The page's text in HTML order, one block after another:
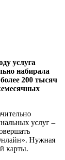
услуга
набирала
200 тысяч
услуг –
Нужная
карты.